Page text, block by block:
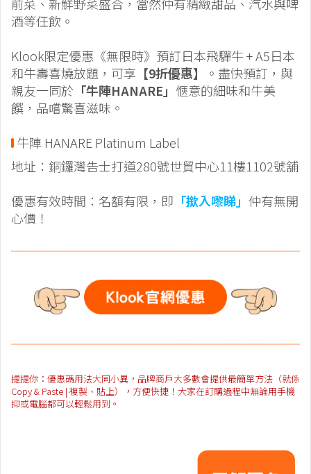
前菜、新鮮野菜盛合，當然仲有精緻甜品、汽水與啤
酒等任飲。
Klook限定優惠《無限時》預訂日本飛驒牛 + A5日本
和牛壽喜燒放題，可享 【9折優惠】
。盡快預訂，與
親友一同於 「牛陣HANARE」 愜意的細味和牛美
饌，品嚐驚喜滋味。
牛陣 HANARE Platinum Label
地址：銅鑼灣告士打道280號世貿中心11樓1102號舖
優惠有效時間：名額有限，即 「撳入嚟睇」 仲有無開
心價！
提提你：優惠碼用法大同小異，品牌商戶大多數會提供最簡單方法（就係
Copy & Paste | 複製、貼上），方便快捷！大家在訂購過程中無論用手機
抑或電腦都可以輕鬆用到。